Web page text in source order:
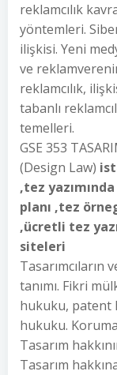
reklamcılık
yöntemleri.
ilişkisi. Yeni
ve
reklamcılık,
tabanlı
temelleri.
GSE 353
(Design Law)
,tez
planı ,tez
,ücretli tez
siteleri
Tasarımcıların
tanımı. Fikri
hukuku, patent
hukuku.
Tasarım
Tasarım